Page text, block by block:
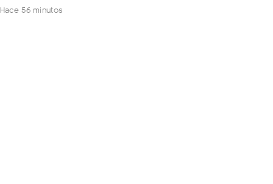
Hace 56 minutos